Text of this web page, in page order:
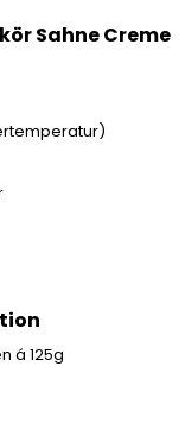
Sahne Creme
á 125g